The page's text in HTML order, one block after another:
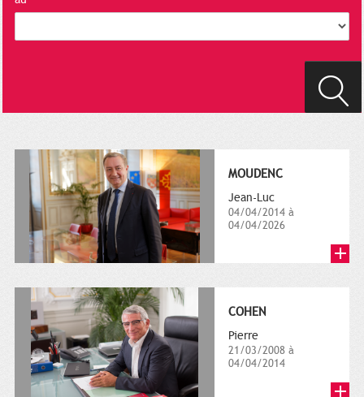
MOUDENC
Jean-Luc
04/04/2014 à
04/04/2026
COHEN
Pierre
21/03/2008 à
04/04/2014